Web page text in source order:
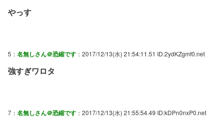
やっす
5： 名無しさん＠恐縮です ：2017/12/13(水) 21:54:11.51 ID:2ydKZgmf0.net
強すぎワロタ
7： 名無しさん＠恐縮です ：2017/12/13(水) 21:55:54.49 ID:kDPn0nxP0.net